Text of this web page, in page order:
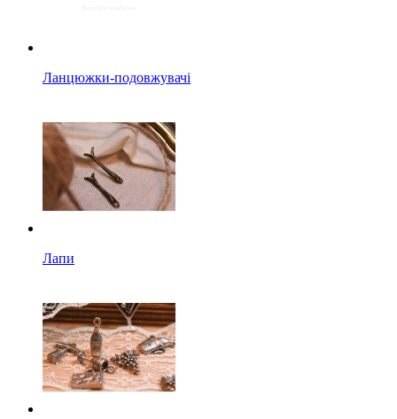
Ланцюжки-подовжувачі
Лапи